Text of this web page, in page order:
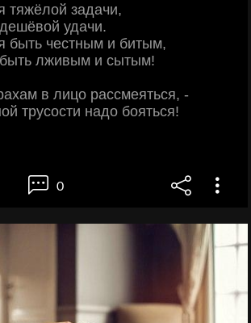
тяжёлой задачи,
удачи.
быть честным и битым,
лживым и сытым!
в лицо рассмеяться, -
трусости надо бояться!
0